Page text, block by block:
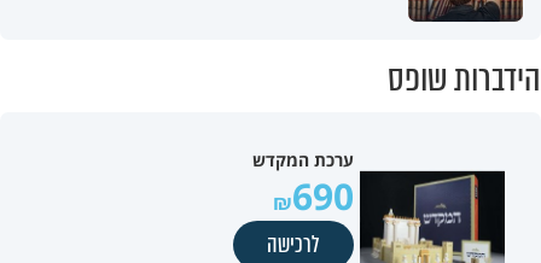
הידברות שופס
ערכת המקדש
690
לרכישה